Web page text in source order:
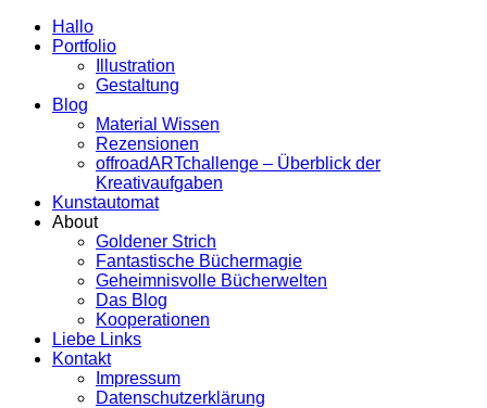
Hallo
Portfolio
Illustration
Gestaltung
Blog
Material Wissen
Rezensionen
offroadARTchallenge – Überblick der
Kreativaufgaben
Kunstautomat
About
Goldener Strich
Fantastische Büchermagie
Geheimnisvolle Bücherwelten
Das Blog
Kooperationen
Liebe Links
Kontakt
Impressum
Datenschutzerklärung